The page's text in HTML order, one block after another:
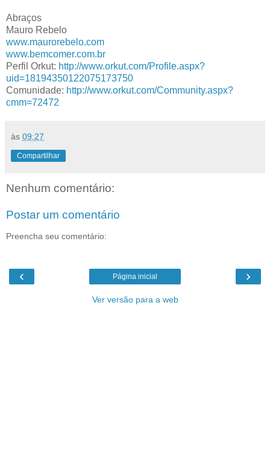
Abraços
Mauro Rebelo
www.maurorebelo.com
www.bemcomer.com.br
Perfil Orkut: http://www.orkut.com/Profile.aspx?
uid=18194350122075173750
Comunidade: http://www.orkut.com/Community.aspx?
cmm=72472
às 09:27
Compartilhar
Nenhum comentário:
Postar um comentário
Preencha seu comentário:
‹ ›
Página inicial
Ver versão para a web